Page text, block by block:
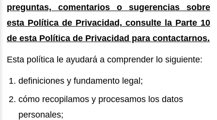
preguntas, comentarios o sugerencias sobre
esta Política de Privacidad, consulte la Parte 10
de esta Política de Privacidad para contactarnos.
Esta política le ayudará a comprender lo siguiente:
definiciones y fundamento legal;
cómo recopilamos y procesamos los datos
personales;